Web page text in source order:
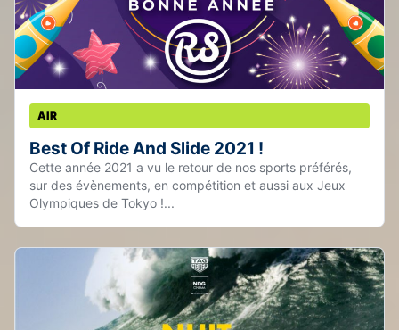
AIR
Best Of Ride And Slide 2021 !
Cette année 2021 a vu le retour de nos sports préférés,
sur des évènements, en compétition et aussi aux Jeux
Olympiques de Tokyo !...